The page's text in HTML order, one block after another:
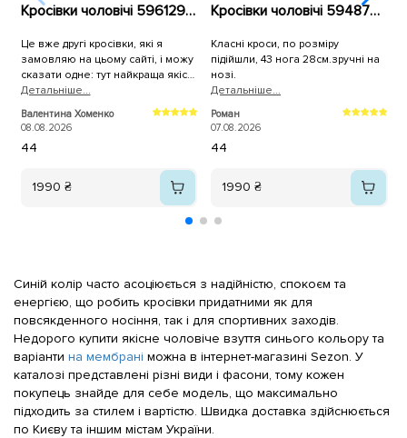
Кросівки чоловічі 596129 Чорні
Це вже другі кросівки, які я
замовляю на цьому сайті, і можу
сказати одне: тут найкраща якість
взуття, яку я коли-небудь
покупкою були білі літні тонкі
що вони досить тонкі,
тримаються просто ідеально! Я
дуже задоволена якістю.
Особливо хочу відзначити, що
сітка, дуже круті знижки на якісне
від того, коли саме його
зроблено) вам телефонують, за
необхідності консультують,
уточнюють, чи правильно ви
вказали всі дані та чи правильно
обрали товар. А потім так само
швидко відправляють
замовлення. Я щиро дякую Вам
за вашу працю! Ви найкращі! ❤️
Обов’язково буду замовляти у
Детальнiше...
Валентина Хоменко
08.08.2026
44
1990 ₴
Кросівки чоловічі 594878 Чорні
Класні кроси, по розміру
підійшли, 43 нога 28см.зручні на
нозі.
Детальнiше...
Роман
07.08.2026
44
1990 ₴
Синій колір часто асоціюється з надійністю, спокоєм та
енергією, що робить кросівки придатними як для
повсякденного носіння, так і для спортивних заходів.
Недорого купити якісне чоловіче взуття синього кольору та
варіанти на мембрані можна в інтернет-магазині Sezon. У
каталозі представлені різні види і фасони, тому кожен
покупець знайде для себе модель, що максимально
підходить за стилем і вартістю. Швидка доставка здійснюється
по Києву та іншим містам України.